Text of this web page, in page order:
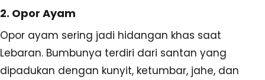
2. Opor Ayam
Opor ayam sering jadi hidangan khas saat
Lebaran. Bumbunya terdiri dari santan yang
dipadukan dengan kunyit, ketumbar, jahe, dan